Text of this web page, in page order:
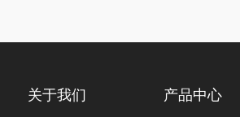
关于我们 产品中心